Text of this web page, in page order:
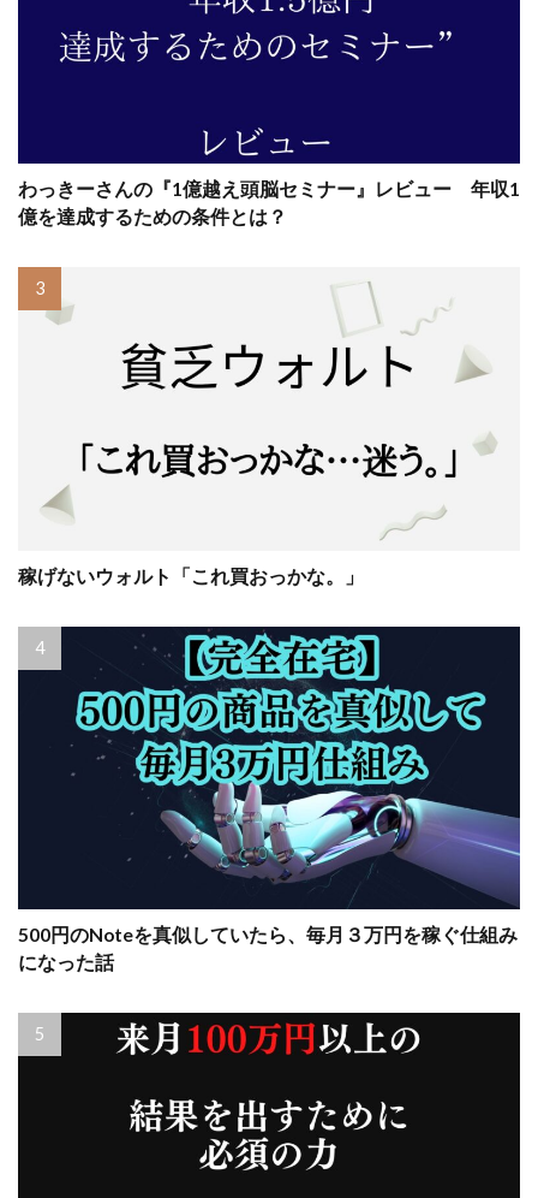
わっきーさんの『1億越え頭脳セミナー』レビュー 年収1
億を達成するための条件とは？
稼げないウォルト「これ買おっかな。」
500円のNoteを真似していたら、毎月３万円を稼ぐ仕組み
になった話